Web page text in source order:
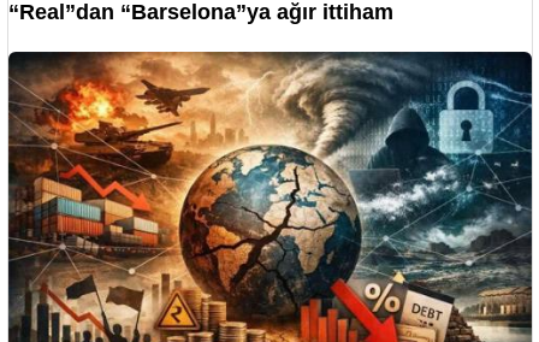
“Real”dan “Barselona”ya ağır ittiham